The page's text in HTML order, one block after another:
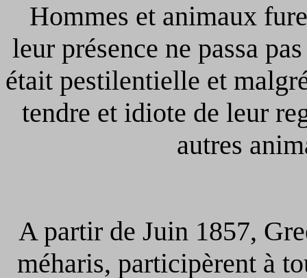
Hommes et animaux
leur présence ne passa
était pestilentielle et
tendre et idiote de leur
autres
A partir de Juin 1857,
méharis, participèrent à